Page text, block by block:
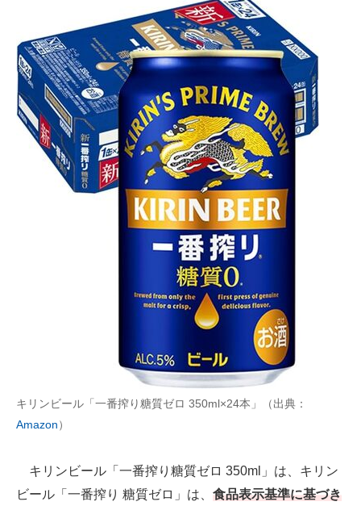
キリンビール「一番搾り糖質ゼロ 350ml×24本」（出典：
Amazon）
キリンビール「一番搾り糖質ゼロ 350ml」は、キリン
ビール「一番搾り 糖質ゼロ」は、 食品表示基準に基づき